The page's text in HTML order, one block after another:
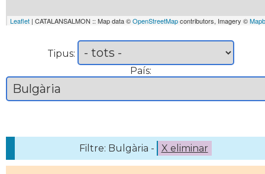
Leaflet | CATALANSALMON :: Map data ©OpenStreetMapcontributors, Imagery ©
Tipus:
País:
Filtre: Bulgària - X eliminar